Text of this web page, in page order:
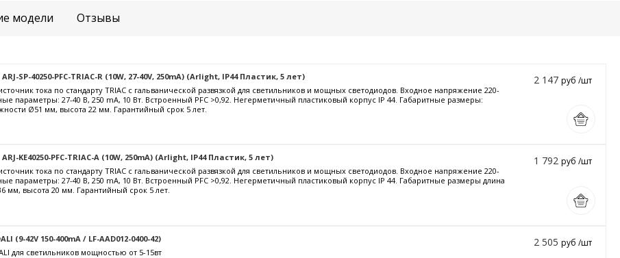
модели Отзывы
SP-40250-PFC-TRIAC-R (10W, 27-40V, 250mA) (Arlight, IP44 Пластик, 5 лет)
тока по стандарту TRIAC с гальванической развязкой для светильников и мощных светодиодов. Входное напряжение 220-
параметры: 27-40 В, 250 mА, 10 Вт. Встроенный PFC >0,92. Негерметичный пластиковый корпус IP 44. Габаритные размеры:
Ø51 мм, высота 22 мм. Гарантийный срок 5 лет.
2 147 руб /шт
KE40250-PFC-TRIAC-A (10W, 250mA) (Arlight, IP44 Пластик, 5 лет)
тока по стандарту TRIAC с гальванической развязкой для светильников и мощных светодиодов. Входное напряжение 220-
параметры: 27-40 В, 250 mА, 10 Вт. Встроенный PFC >0,92. Негерметичный пластиковый корпус IP 44. Габаритные размеры длина
мм, высота 20 мм. Гарантийный срок 5 лет.
1 792 руб /шт
(9-42V 150-400mA / LF-AAD012-0400-42)
для светильников мощностью от 5-15вт
2 505 руб /шт